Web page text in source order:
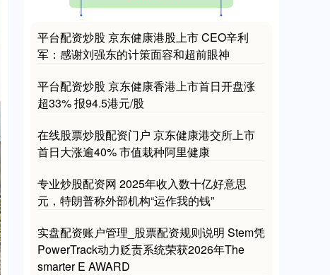
平台配资炒股 京东健康港股上市 CEO辛利
军：感谢刘强东的计策面容和超前眼神
平台配资炒股 京东健康香港上市首日开盘涨
超33% 报94.5港元/股
在线股票炒股配资门户 京东健康港交所上市
首日大涨逾40% 市值栽种阿里健康
专业炒股配资网 2025年收入数十亿好意思
元，特朗普称外部机构“运作我的钱”
实盘配资账户管理_股票配资规则说明 Stem凭
PowerTrack动力贬责系统荣获2026年The
smarter E AWARD